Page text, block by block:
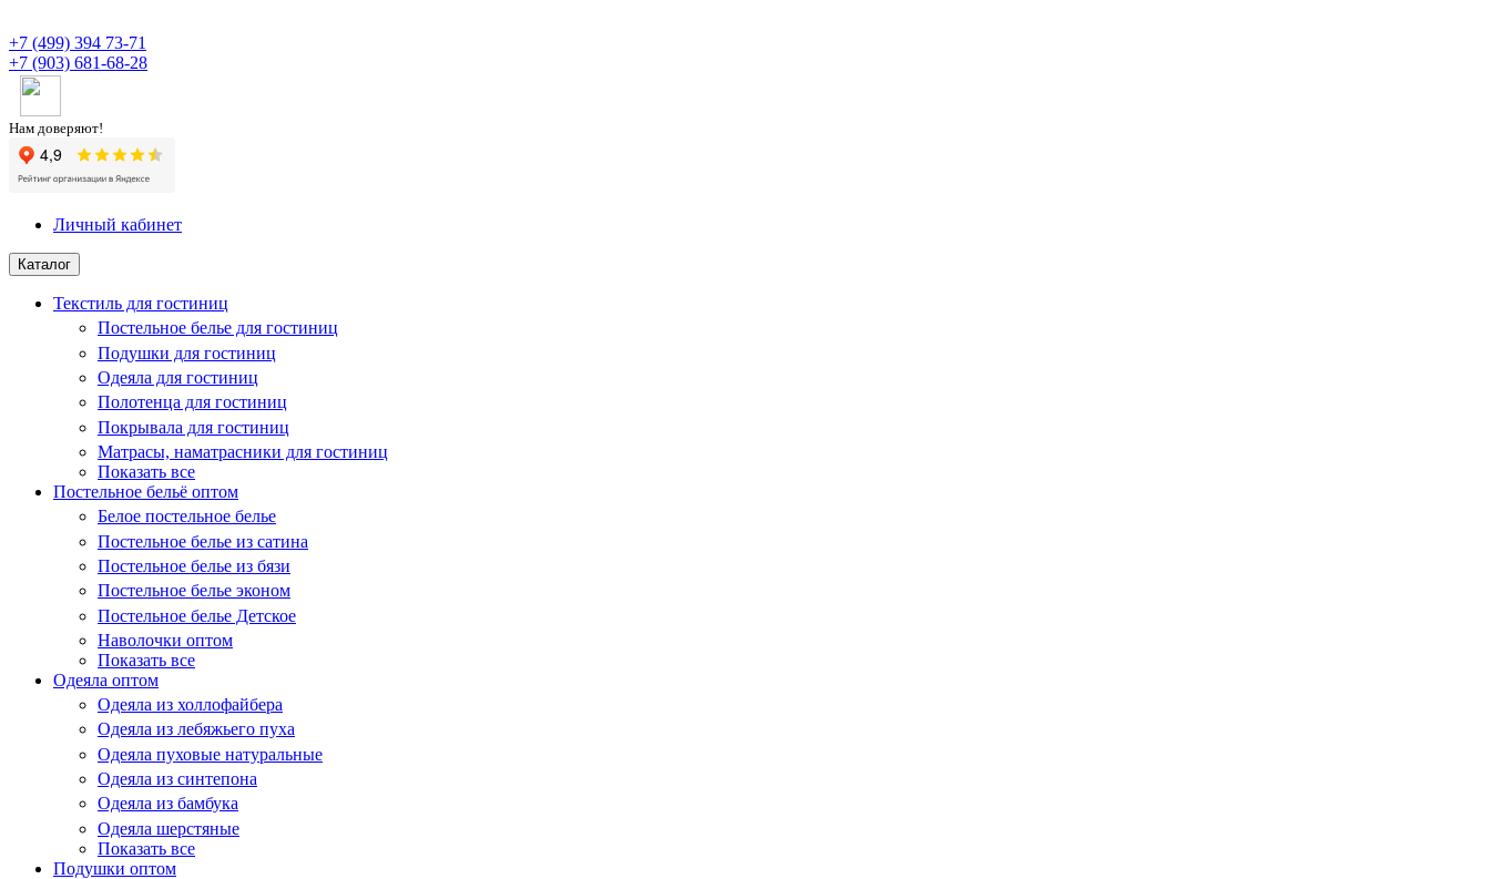
+7 (499) 394 73-71
+7 (903) 681-68-28
Нам доверяют!
Личный кабинет
Каталог
Текстиль для гостиниц
Постельное белье для гостиниц
Подушки для гостиниц
Одеяла для гостиниц
Полотенца для гостиниц
Покрывала для гостиниц
Матрасы, наматрасники для гостиниц
Показать все
Постельное бельё оптом
Белое постельное белье
Постельное белье из сатина
Постельное белье из бязи
Постельное белье эконом
Постельное белье Детское
Наволочки оптом
Показать все
Одеяла оптом
Одеяла из холлофайбера
Одеяла из лебяжьего пуха
Одеяла пуховые натуральные
Одеяла из синтепона
Одеяла из бамбука
Одеяла шерстяные
Показать все
Подушки оптом